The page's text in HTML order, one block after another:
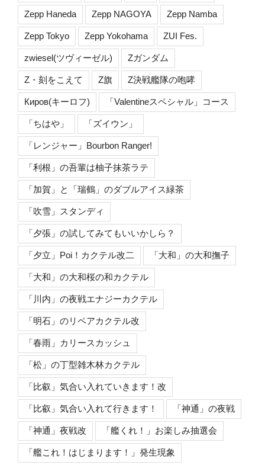
Zepp Haneda Zepp NAGOYA Zepp Namba
Zepp Tokyo Zepp Yokohama ZUI Fes.
zwiesel(ツヴィーゼル) Zガンダム
Z・刻をこえて Z旗 Z決戦艦隊の咆哮
Киров(キーロフ) 「Valentineスペシャル」コース
「ちはや」 「ズイウン」
「レンジャー」Bourbon Ranger!
「利根」の吾輩は柚子抹茶ラテ
「加賀」と「瑞鶴」のダブルアイス緑茶
「吹雪」スタンディ
「夕張」の試してみてもいいかしら？
「夕立」Poi！カクテル改二 「大和」の大和撫子
「大和」の大和桜の和カクテル
「川内」の夜戦エナジーカクテル
「明石」のリペアカクテル改
「春雨」カリースカッシュ
「松」の丁型雑木林カクテル
「比叡」気合い入れていきます！改
「比叡」気合い入れて行きます！ 「神通」の夜戦
「神通」夜戦改 「艦くれ！」お楽しみ抽選会
「艦これ！はじまります！」発生現象